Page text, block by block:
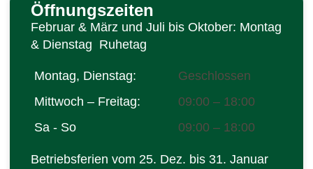
Öffnungszeiten
Februar & März und Juli bis Oktober: Montag
& Dienstag Ruhetag
Montag, Dienstag:
Geschlossen
Mittwoch – Freitag:
09:00 – 18:00
Sa - So
09:00 – 18:00
Betriebsferien vom 25. Dez. bis 31. Januar